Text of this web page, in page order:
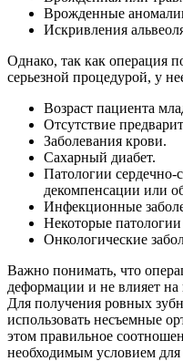
Врожденные
Искривления
Однако, так как операция
серьезной процедурой, у
Возраст пациента
Отсутствие
Заболевания крови.
Сахарный диабет.
Патологии сердечно-
декомпенсации или
Инфекционные
Некоторые
Онкологические
Важно понимать, что
деформации и не влияет
Для получения ровных
использовать несъемные
этом правильное
необходимым условием